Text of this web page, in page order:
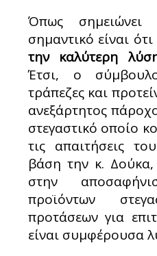
Όπως
σημαντικό είναι ότι
την καλύτερη
Έτσι, ο
τράπεζες και
ανεξάρτητος
στεγαστικό οποίο
τις απαιτήσεις
βάση την κ.
στην
προϊόντων
προτάσεων για
είναι συμφέρουσα